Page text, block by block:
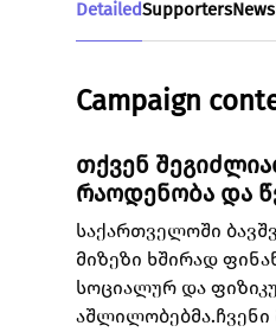
DetailedSupportersNews
Campaign
თქვენ
რაოდენობა და
საქართველოში
მიზეზი ხშირად
სოციალურ და
აშლილობებმა.